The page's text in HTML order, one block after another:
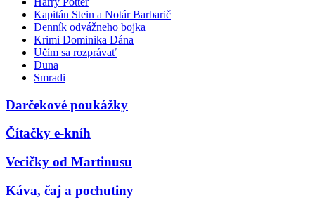
Kapitán Stein a Notár Barbarič
Denník odvážneho bojka
Krimi Dominika Dána
Učím sa rozprávať
Duna
Smradi
Darčekové poukážky
Čítačky e-kníh
Vecičky od Martinusu
Káva, čaj a pochutiny